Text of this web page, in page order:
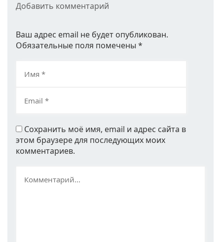
Добавить комментарий
Ваш адрес email не будет опубликован.
Обязательные поля помечены *
Сохранить моё имя, email и адрес сайта в
этом браузере для последующих моих
комментариев.